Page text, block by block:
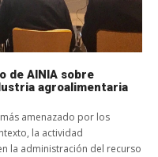
de AINIA sobre
agroalimentaria
amenazado por los
la actividad
la administración del recurso